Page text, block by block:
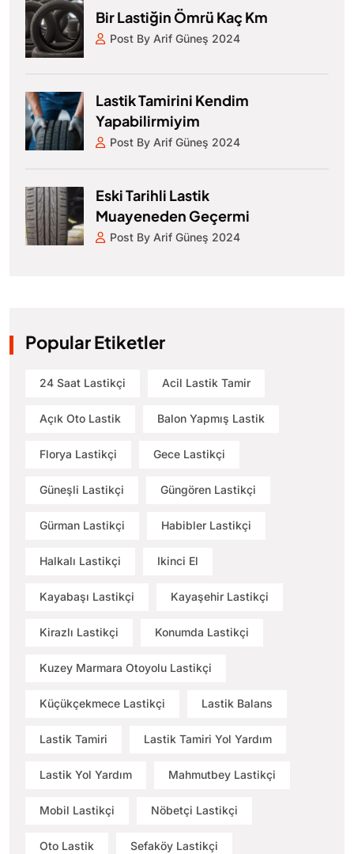
Bir Lastiğin Ömrü Kaç Km
Post By Arif Güneş 2024
Lastik Tamirini Kendim
Yapabilirmiyim
Post By Arif Güneş 2024
Eski Tarihli Lastik
Muayeneden Geçermi
Post By Arif Güneş 2024
Popular Etiketler
24 Saat Lastikçi Acil Lastik Tamir
Açık Oto Lastik Balon Yapmış Lastik
Florya Lastikçi Gece Lastikçi
Güneşli Lastikçi Güngören Lastikçi
Gürman Lastikçi Habibler Lastikçi
Halkalı Lastikçi Ikinci El
Kayabaşı Lastikçi Kayaşehir Lastikçi
Kirazlı Lastikçi Konumda Lastikçi
Kuzey Marmara Otoyolu Lastikçi
Küçükçekmece Lastikçi Lastik Balans
Lastik Tamiri Lastik Tamiri Yol Yardım
Lastik Yol Yardım Mahmutbey Lastikçi
Mobil Lastikçi Nöbetçi Lastikçi
Oto Lastik Sefaköy Lastikçi